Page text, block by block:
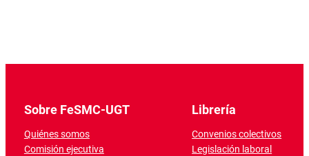
Sobre FeSMC-UGT
Quiénes somos
Comisión ejecutiva
Librería
Convenios colectivos
Legislación laboral